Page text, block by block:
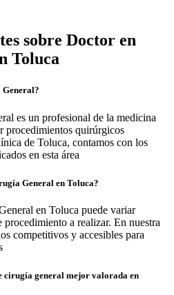
sobre Doctor en
Toluca
General?
es un profesional de la medicina
procedimientos quirúrgicos
de Toluca, contamos con los
en esta área
General en Toluca?
en Toluca puede variar
a realizar. En nuestra
competitivos y accesibles para
cirugía general mejor valorada en